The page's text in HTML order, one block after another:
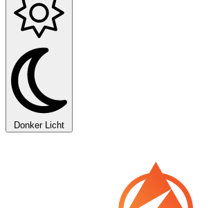
Donker Licht